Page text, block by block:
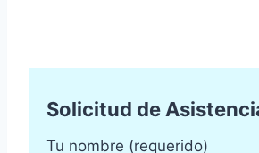
Solicitud de
Tu nombre (requerido)